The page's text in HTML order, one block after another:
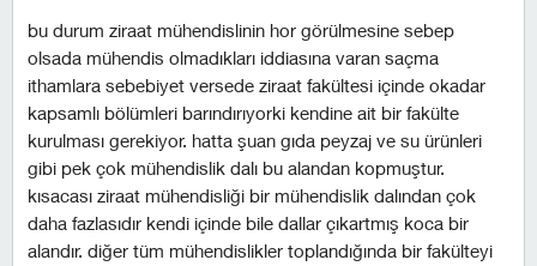
bu durum ziraat mühendislinin hor görülmesine sebep
olsada mühendis olmadıkları iddiasına varan saçma
ithamlara sebebiyet versede ziraat fakültesi içinde okadar
kapsamlı bölümleri barındırıyorki kendine ait bir fakülte
kurulması gerekiyor. hatta şuan gıda peyzaj ve su ürünleri
gibi pek çok mühendislik dalı bu alandan kopmuştur.
kısacası ziraat mühendisliği bir mühendislik dalından çok
daha fazlasıdır kendi içinde bile dallar çıkartmış koca bir
alandır. diğer tüm mühendislikler toplandığında bir fakülteyi